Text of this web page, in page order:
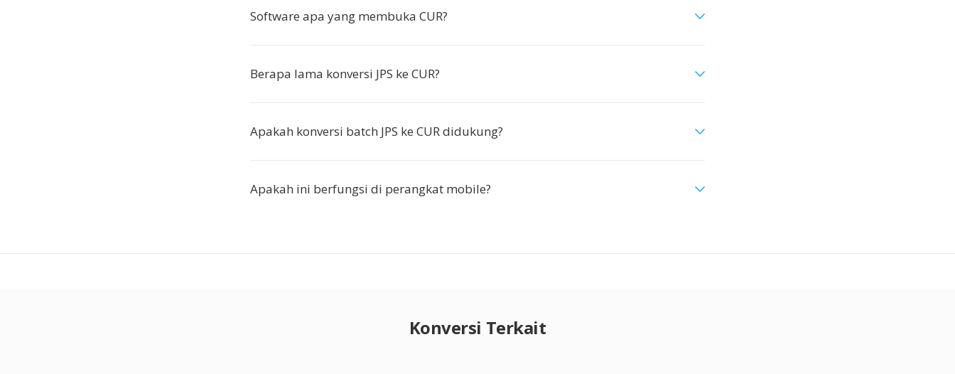
Software apa yang membuka CUR?
Berapa lama konversi JPS ke CUR?
Apakah konversi batch JPS ke CUR didukung?
Apakah ini berfungsi di perangkat mobile?
Konversi Terkait